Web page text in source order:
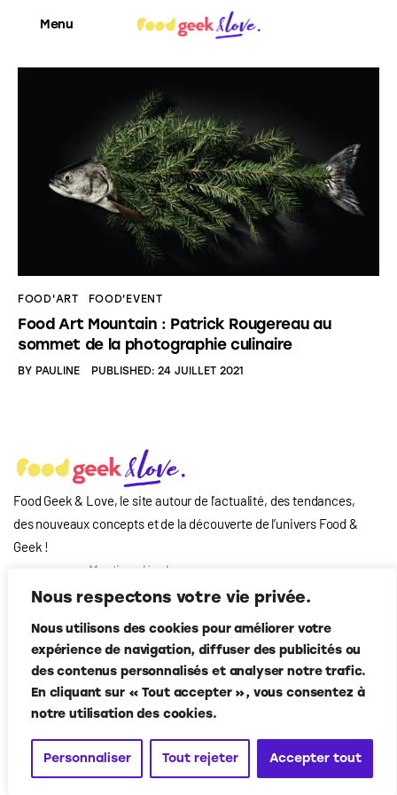
Nous respectons votre vie privée.
Nous utilisons des cookies pour améliorer votre
expérience de navigation, diffuser des publicités ou
des contenus personnalisés et analyser notre trafic.
En cliquant sur « Tout accepter », vous consentez à
notre utilisation des cookies.
Personnaliser Tout rejeter Accepter tout
Menu
Food’News
Food’Com
Food’Art
Food’Event
Food’Life
FOOD'ART FOOD'EVENT
Food Art Mountain : Patrick Rougereau au
sommet de la photographie culinaire
BY PAULINE PUBLISHED: 24 JUILLET 2021
Food Geek & Love, le site autour de l’actualité, des tendances,
des nouveaux concepts et de la découverte de l’univers Food&
Geek !
Mentions légales
Qui-sommes nous
Contact
Suivez-nous
Food Geek & Love© Corner Media 2024. Tous droits réservés.